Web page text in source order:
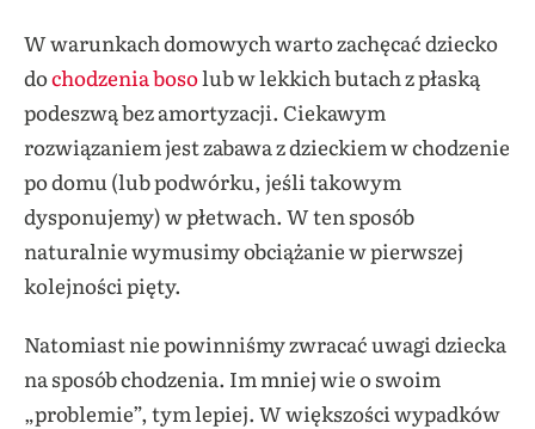
W warunkach domowych warto zachęcać dziecko
dochodzenia bosolub w lekkich butach z płaską
podeszwą bez amortyzacji. Ciekawym
rozwiązaniem jest zabawa z dzieckiem w chodzenie
po domu (lub podwórku, jeśli takowym
dysponujemy) w płetwach. W ten sposób
naturalnie wymusimy obciążanie w pierwszej
kolejności pięty.
Natomiast nie powinniśmy zwracać uwagi dziecka
na sposób chodzenia. Im mniej wie o swoim
„problemie”, tym lepiej. W większości wypadków